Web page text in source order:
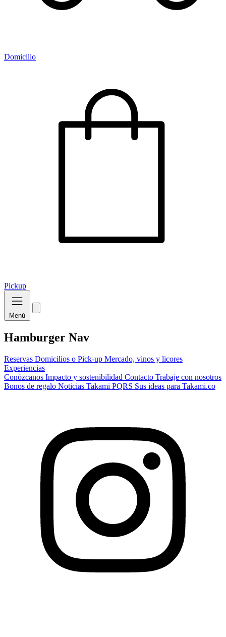
Domicilio
Pickup
Menú
Hamburger Nav
Reservas Domicilios o Pick-up Mercado, vinos y licores
Experiencias
Conózcanos Impacto y sostenibilidad Contacto Trabaje con nosotros
Bonos de regalo Noticias Takami PQRS Sus ideas para Takami.co